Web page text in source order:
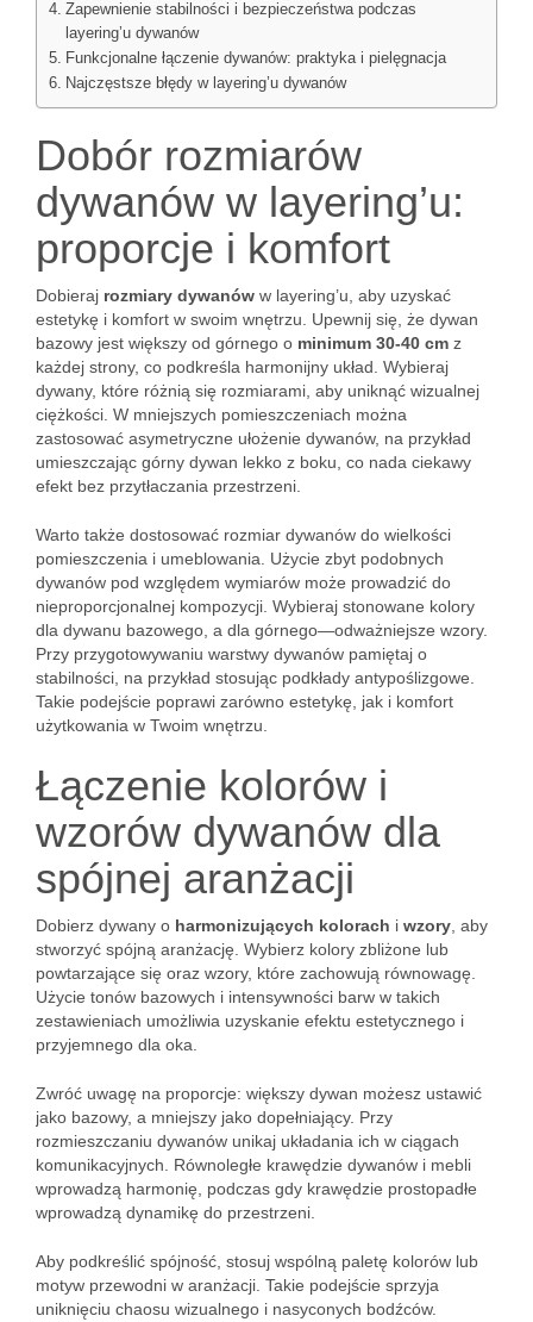
Zapewnienie stabilności i bezpieczeństwa podczas
layering’u dywanów
Funkcjonalne łączenie dywanów: praktyka i pielęgnacja
Najczęstsze błędy w layering’u dywanów
Dobór rozmiarów
dywanów w layering’u:
proporcje i komfort
Dobieraj rozmiary dywanów w layering’u, aby uzyskać
estetykę i komfort w swoim wnętrzu. Upewnij się, że dywan
bazowy jest większy od górnego o minimum 30-40 cm z
każdej strony, co podkreśla harmonijny układ. Wybieraj
dywany, które różnią się rozmiarami, aby uniknąć wizualnej
ciężkości. W mniejszych pomieszczeniach można
zastosować asymetryczne ułożenie dywanów, na przykład
umieszczając górny dywan lekko z boku, co nada ciekawy
efekt bez przytłaczania przestrzeni.
Warto także dostosować rozmiar dywanów do wielkości
pomieszczenia i umeblowania. Użycie zbyt podobnych
dywanów pod względem wymiarów może prowadzić do
nieproporcjonalnej kompozycji. Wybieraj stonowane kolory
dla dywanu bazowego, a dla górnego—odważniejsze wzory.
Przy przygotowywaniu warstwy dywanów pamiętaj o
stabilności, na przykład stosując podkłady antypoślizgowe.
Takie podejście poprawi zarówno estetykę, jak i komfort
użytkowania w Twoim wnętrzu.
Łączenie kolorów i
wzorów dywanów dla
spójnej aranżacji
Dobierz dywany o harmonizujących kolorach i wzory , aby
stworzyć spójną aranżację. Wybierz kolory zbliżone lub
powtarzające się oraz wzory, które zachowują równowagę.
Użycie tonów bazowych i intensywności barw w takich
zestawieniach umożliwia uzyskanie efektu estetycznego i
przyjemnego dla oka.
Zwróć uwagę na proporcje: większy dywan możesz ustawić
jako bazowy, a mniejszy jako dopełniający. Przy
rozmieszczaniu dywanów unikaj układania ich w ciągach
komunikacyjnych. Równoległe krawędzie dywanów i mebli
wprowadzą harmonię, podczas gdy krawędzie prostopadłe
wprowadzą dynamikę do przestrzeni.
Aby podkreślić spójność, stosuj wspólną paletę kolorów lub
motyw przewodni w aranżacji. Takie podejście sprzyja
uniknięciu chaosu wizualnego i nasyconych bodźców.